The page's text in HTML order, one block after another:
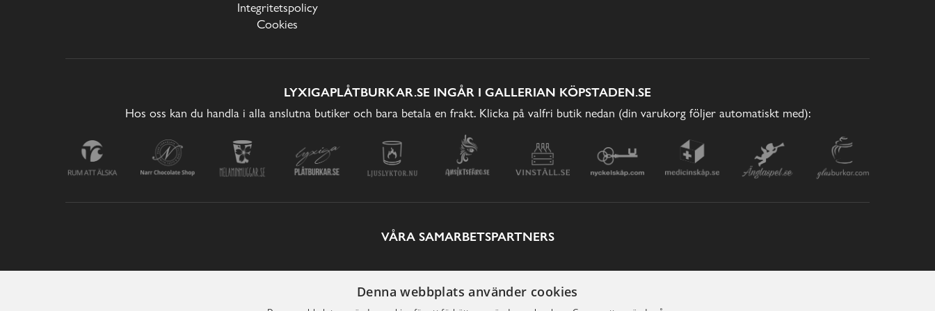
Integritetspolicy
Cookies
LYXIGAPLÅTBURKAR.SE INGÅR I GALLERIAN KÖPSTADEN.SE
Hos oss kan du handla i alla anslutna butiker och bara betala en frakt. Klicka på valfri butik nedan (din varukorg följer automatiskt med):
VÅRA SAMARBETSPARTNERS
Denna webbplats använder cookies